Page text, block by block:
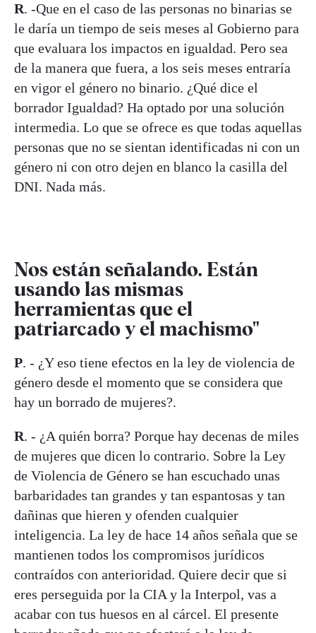
R. -Que en el caso de las personas no binarias se
le daría un tiempo de seis meses al Gobierno para
que evaluara los impactos en igualdad. Pero sea
de la manera que fuera, a los seis meses entraría
en vigor el género no binario. ¿Qué dice el
borrador Igualdad? Ha optado por una solución
intermedia. Lo que se ofrece es que todas aquellas
personas que no se sientan identificadas ni con un
género ni con otro dejen en blanco la casilla del
DNI. Nada más.
Nos están señalando. Están
usando las mismas
herramientas que el
patriarcado y el machismo"
P. - ¿Y eso tiene efectos en la ley de violencia de
género desde el momento que se considera que
hay un borrado de mujeres?.
R. - ¿A quién borra? Porque hay decenas de miles
de mujeres que dicen lo contrario. Sobre la Ley
de Violencia de Género se han escuchado unas
barbaridades tan grandes y tan espantosas y tan
dañinas que hieren y ofenden cualquier
inteligencia. La ley de hace 14 años señala que se
mantienen todos los compromisos jurídicos
contraídos con anterioridad. Quiere decir que si
eres perseguida por la CIA y la Interpol, vas a
acabar con tus huesos en al cárcel. El presente